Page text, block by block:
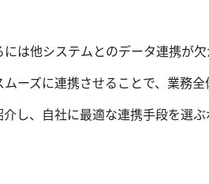
は他システムとのデータ連携が欠
ズに連携させることで、業務全
、自社に最適な連携手段を選ぶ